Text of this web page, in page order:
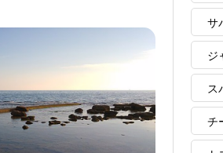
サ
ジ
ド
ス
ー
チ